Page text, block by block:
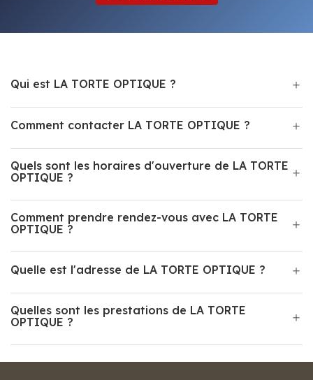
Qui est LA TORTE OPTIQUE ?
Comment contacter LA TORTE OPTIQUE ?
Quels sont les horaires d'ouverture de LA TORTE
OPTIQUE ?
Comment prendre rendez-vous avec LA TORTE
OPTIQUE ?
Quelle est l'adresse de LA TORTE OPTIQUE ?
Quelles sont les prestations de LA TORTE
OPTIQUE ?